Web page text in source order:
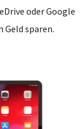
oder Google
sparen.